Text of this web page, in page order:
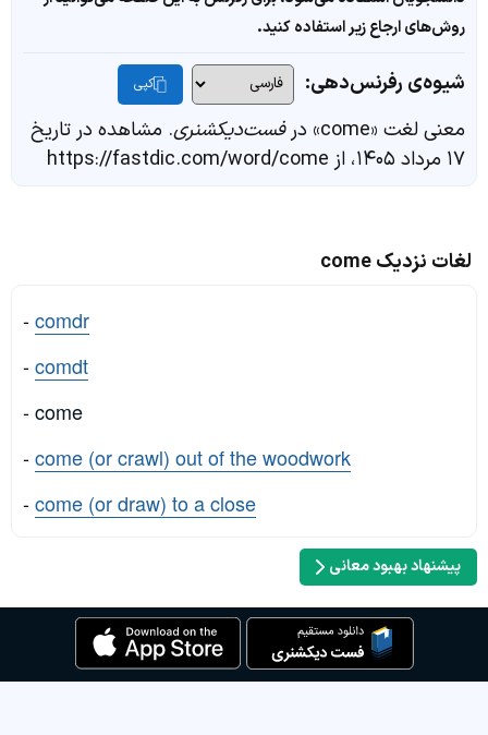
روش‌های ارجاع زیر استفاده کنید.
شیوه‌ی رفرنس‌دهی: کپی
معنی لغت «come» در فست‌دیکشنری. مشاهده در تاریخ
۱۷ مرداد ۱۴۰۵، از https://fastdic.com/word/come
لغات نزدیک come
-comdr
-comdt
- come
-come (or crawl) out of the woodwork
-come (or draw) to a close
پیشنهاد بهبود معانی